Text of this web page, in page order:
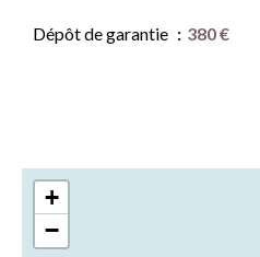
Dépôt de garantie 380 €
+
−